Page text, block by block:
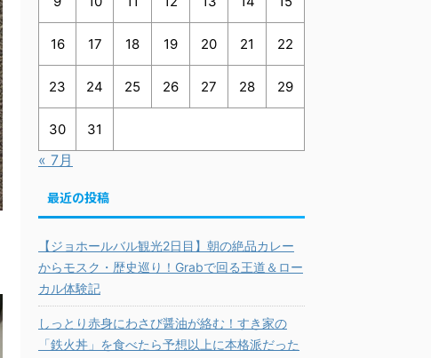
16 17 18 19 20 21 22
23 24 25 26 27 28 29
30 31
« 7月
最近の投稿
【ジョホールバル観光2日目】朝の絶品カレー
からモスク・歴史巡り！Grabで回る王道＆ロー
カル体験記
しっとり赤身にわさび醤油が絡む！すき家の
「鉄火丼」を食べたら予想以上に本格派だった